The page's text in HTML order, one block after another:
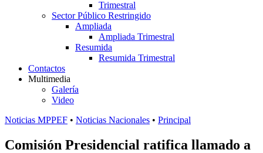
Trimestral
Sector Público Restringido
Ampliada
Ampliada Trimestral
Resumida
Resumida Trimestral
Contactos
Multimedia
Galería
Video
Noticias MPPEF • Noticias Nacionales • Principal
Comisión Presidencial ratifica llamado a